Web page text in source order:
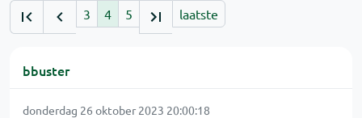
3 4 5 laatste
bbuster
donderdag 26 oktober 2023 20:00:18